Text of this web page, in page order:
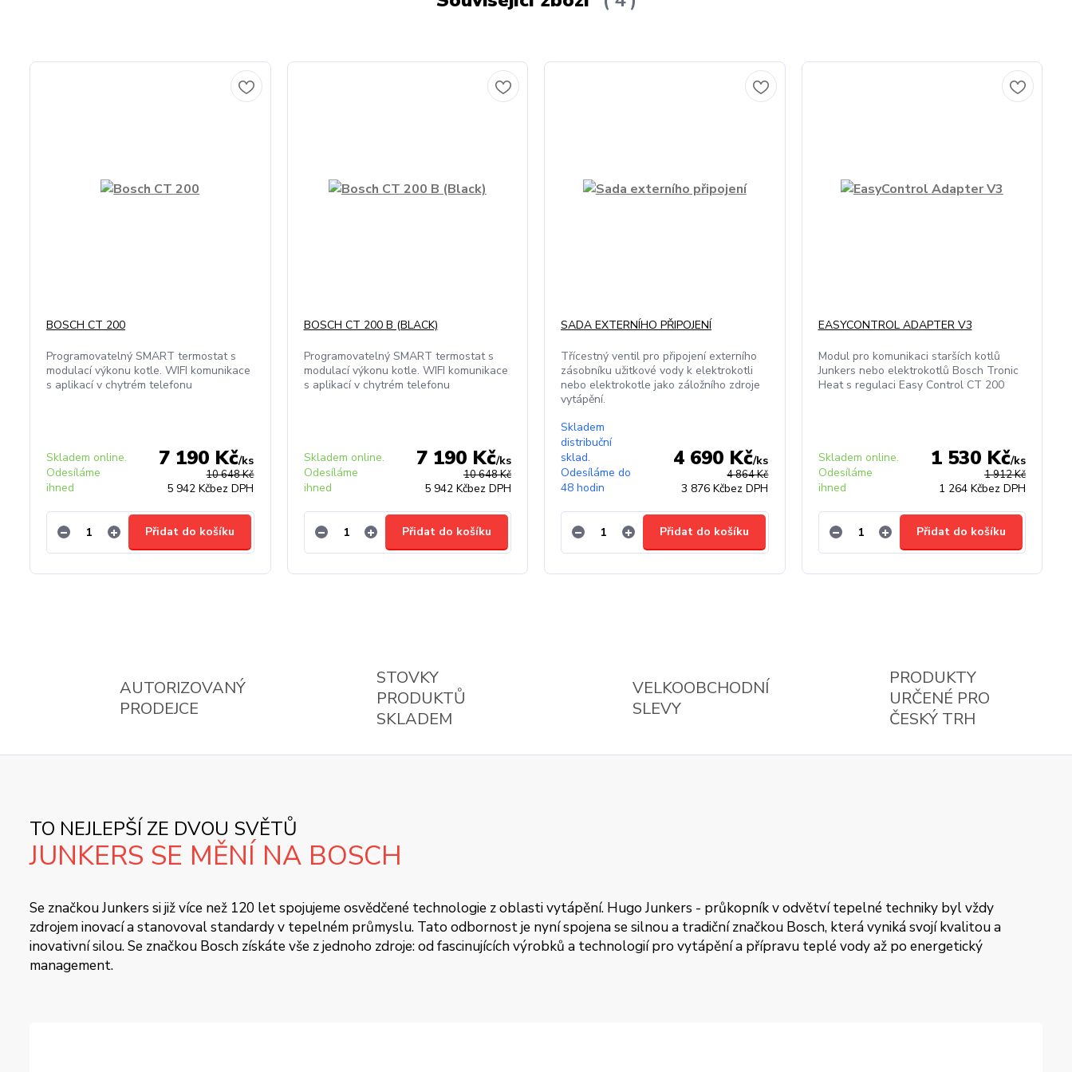
BOSCH CT 200
Programovatelný SMART termostat s
modulací výkonu kotle. WIFI komunikace
s aplikací v chytrém telefonu
10 648 Kč
7 190 Kč/ks
5 942 Kčbez DPH
Skladem online.
Odesíláme
ihned
Přidat do košíku
BOSCH CT 200 B (BLACK)
Programovatelný SMART termostat s
modulací výkonu kotle. WIFI komunikace
s aplikací v chytrém telefonu
10 648 Kč
7 190 Kč/ks
5 942 Kčbez DPH
Skladem online.
Odesíláme
ihned
Přidat do košíku
SADA EXTERNÍHO PŘIPOJENÍ
Třícestný ventil pro připojení externího
zásobníku užitkové vody k elektrokotli
nebo elektrokotle jako záložního zdroje
vytápění.
4 864 Kč
4 690 Kč/ks
3 876 Kčbez DPH
Skladem
distribuční
sklad.
Odesíláme do
48 hodin
Přidat do košíku
EASYCONTROL ADAPTER V3
Modul pro komunikaci starších kotlů
Junkers nebo elektrokotlů Bosch Tronic
Heat s regulaci Easy Control CT 200
1 912 Kč
1 530 Kč/ks
1 264 Kčbez DPH
Skladem online.
Odesíláme
ihned
Přidat do košíku
AUTORIZOVANÝ
PRODEJCE
STOVKY
PRODUKTŮ
SKLADEM
VELKOOBCHODNÍ
SLEVY
PRODUKTY
URČENÉ PRO
ČESKÝ TRH
TO NEJLEPŠÍ ZE DVOU SVĚTŮ
JUNKERS SE MĚNÍ NA BOSCH
Se značkou Junkers si již více než 120 let spojujeme osvědčené technologie z oblasti vytápění. Hugo Junkers - průkopník v odvětví tepelné techniky byl vždy
zdrojem inovací a stanovoval standardy v tepelném průmyslu. Tato odbornost je nyní spojena se silnou a tradiční značkou Bosch, která vyniká svojí kvalitou a
inovativní silou. Se značkou Bosch získáte vše z jednoho zdroje: od fascinujících výrobků a technologií pro vytápění a přípravu teplé vody až po energetický
management.